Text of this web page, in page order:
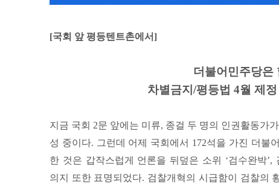
[국회 앞 평등텐트촌에서]
더불어민주당은
차별금지/평등법 4월 제
지금 국회 2문 앞에는 미류, 종걸 두 명의 인권활동가
성 중이다. 그런데 어제 국회에서 172석을 가진 더불
한 것은 갑작스럽게 언론을 뒤덮은 소위 ‘검수완박
의지 또한 표명되었다. 검찰개혁의 시급함이 검찰의